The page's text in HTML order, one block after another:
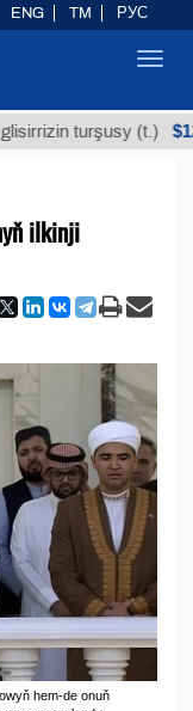
turşusy (t.) $12935,18
ilkinji
hem-de onuň
ENG TM РУС